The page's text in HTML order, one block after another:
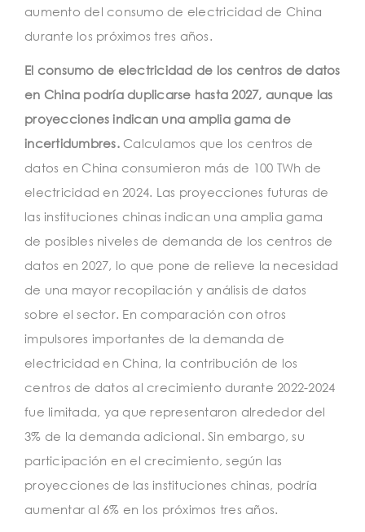
aumento del consumo de electricidad de China
durante los próximos tres años.
El consumo de electricidad de los centros de datos
en China podría duplicarse hasta 2027, aunque las
proyecciones indican una amplia gama de
incertidumbres.Calculamos que los centros de
datos en China consumieron más de 100 TWh de
electricidad en 2024. Las proyecciones futuras de
las instituciones chinas indican una amplia gama
de posibles niveles de demanda de los centros de
datos en 2027, lo que pone de relieve la necesidad
de una mayor recopilación y análisis de datos
sobre el sector. En comparación con otros
impulsores importantes de la demanda de
electricidad en China, la contribución de los
centros de datos al crecimiento durante 2022-2024
fue limitada, ya que representaron alrededor del
3% de la demanda adicional. Sin embargo, su
participación en el crecimiento, según las
proyecciones de las instituciones chinas, podría
aumentar al 6% en los próximos tres años.